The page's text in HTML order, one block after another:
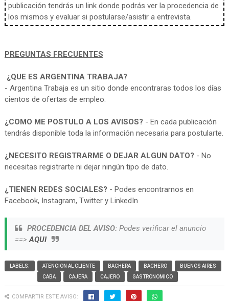
publicación tendrás un link donde podrás ver la procedencia de
los mismos y evaluar si postularse/asistir a entrevista.
PREGUNTAS FRECUENTES
¿QUE ES ARGENTINA TRABAJA?
- Argentina Trabaja es un sitio donde encontraras todos los días
cientos de ofertas de empleo.
¿COMO ME POSTULO A LOS AVISOS? - En cada publicación
tendrás disponible toda la información necesaria para postularte.
¿NECESITO REGISTRARME O DEJAR ALGUN DATO? - No
necesitas registrarte ni dejar ningún tipo de dato.
¿TIENEN REDES SOCIALES? - Podes encontrarnos en
Facebook, Instagram, Twitter y LinkedIn
PROCEDENCIA DEL AVISO:Podes verificar el anuncio
==>AQUI
LABELS: ATENCION AL CLIENTE BACHERA BACHERO
BUENOS AIRES
CABA
CAJERA CAJERO GASTRONOMICO
COMPARTIR ESTE AVISO: